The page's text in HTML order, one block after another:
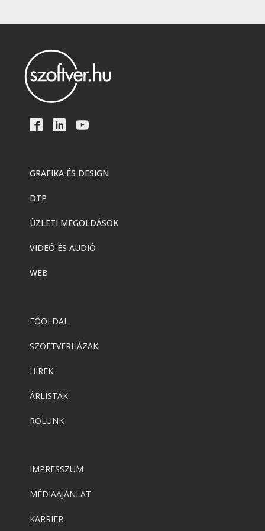
GRAFIKA ÉS DESIGN
DTP
ÜZLETI MEGOLDÁSOK
VIDEÓ ÉS AUDIÓ
WEB
FŐOLDAL
SZOFTVERHÁZAK
HÍREK
ÁRLISTÁK
RÓLUNK
IMPRESSZUM
MÉDIAAJÁNLAT
KARRIER